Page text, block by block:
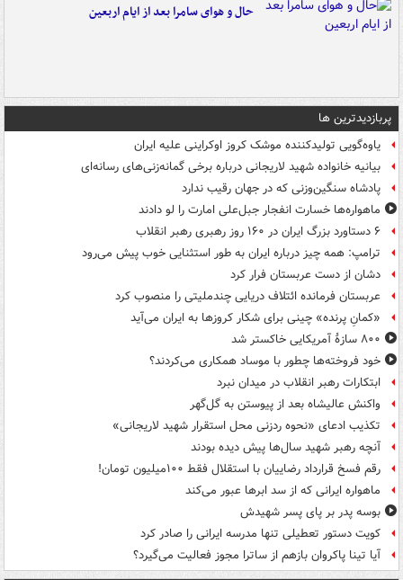
حال و هوای سامرا بعد از ایام اربعین
پربازدیدترین ها
یاوه‌گویی تولیدکننده موشک کروز اوکراینی علیه ایران
بیانیه خانواده شهید لاریجانی درباره برخی گمانه‌زنی‌های رسانه‌ای
پادشاه سنگین‌وزنی که در جهان رقیب ندارد
ماهواره‌ها خسارت انفجار جبل‌علی امارت را لو دادند
۶ دستاورد بزرگ ایران در ۱۶۰ روز رهبری رهبر انقلاب
ترامپ: همه چیز درباره ایران به طور استثنایی خوب پیش می‌رود
دشان از دست عربستان فرار کرد
عربستان فرمانده ائتلاف دریایی چندملیتی را منصوب کرد
«کمانِ پرنده» چینی برای شکار کروزها به ایران می‌آید
۸۰۰ سازۀ آمریکایی خاکستر شد
خود فروخته‌ها چطور با موساد همکاری می‌کردند؟
ابتکارات رهبر انقلاب در میدان نبرد
واکنش عالیشاه بعد از پیوستن به گل‌گهر
تکذیب ادعای «نحوه ردزنی محل استقرار شهید لاریجانی»
آنچه رهبر شهید سال‌ها پیش دیده بودند
رقم فسخ قرارداد رضاییان با استقلال فقط ۱۰۰میلیون تومان!
ماهواره ایرانی که از سد ابرها عبور می‌کند
بوسه‌ پدر بر پای پسر شهیدش
کویت دستور تعطیلی تنها مدرسه ایرانی را صادر کرد
آیا تینا پاکروان بازهم از ساترا مجوز فعالیت می‌گیرد؟